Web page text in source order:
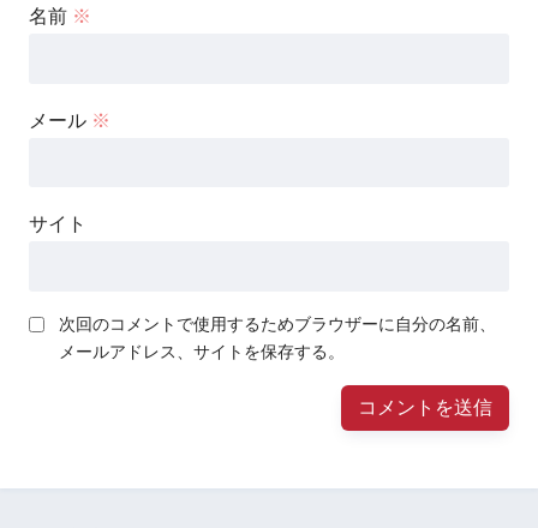
名前 ※
メール ※
サイト
次回のコメントで使用するためブラウザーに自分の名前、
メールアドレス、サイトを保存する。